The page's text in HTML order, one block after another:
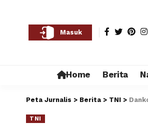
Masuk
Home Berita
Peta Jurnalis > Berita > TNI >
TNI